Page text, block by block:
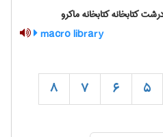
کتابخانه کتابخانه ماکرو
macro library
5
6
7
8